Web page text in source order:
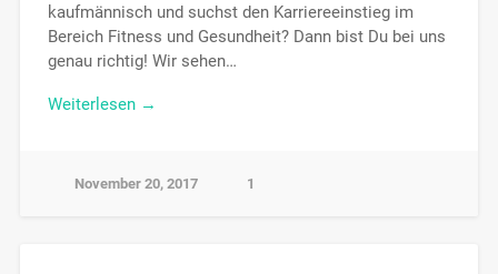
kaufmännisch und suchst den Karriereeinstieg im
Bereich Fitness und Gesundheit? Dann bist Du bei uns
genau richtig! Wir sehen…
Weiterlesen →
November 20, 2017 1